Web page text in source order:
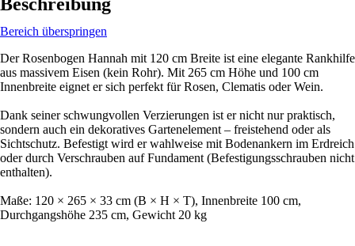
Bereich überspringen
Der Rosenbogen Hannah mit 120 cm Breite ist eine elegante Rankhilfe
aus massivem Eisen (kein Rohr). Mit 265 cm Höhe und 100 cm
Innenbreite eignet er sich perfekt für Rosen, Clematis oder Wein.
Dank seiner schwungvollen Verzierungen ist er nicht nur praktisch,
sondern auch ein dekoratives Gartenelement – freistehend oder als
Sichtschutz. Befestigt wird er wahlweise mit Bodenankern im Erdreich
oder durch Verschrauben auf Fundament (Befestigungsschrauben nicht
enthalten).
Maße: 120 × 265 × 33 cm (B × H × T), Innenbreite 100 cm,
Durchgangshöhe 235 cm, Gewicht 20 kg